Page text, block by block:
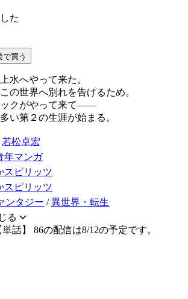
た
で買う
水へやって来た。
の世界へ別れを告げるため。
ックがやって来て――
い第２の生涯が始まる。
若松卓宏
年マンガ
スピリッツ
スピリッツ
ンタジー /異世界・転生
る
話】 86の配信は8/12の予定です。